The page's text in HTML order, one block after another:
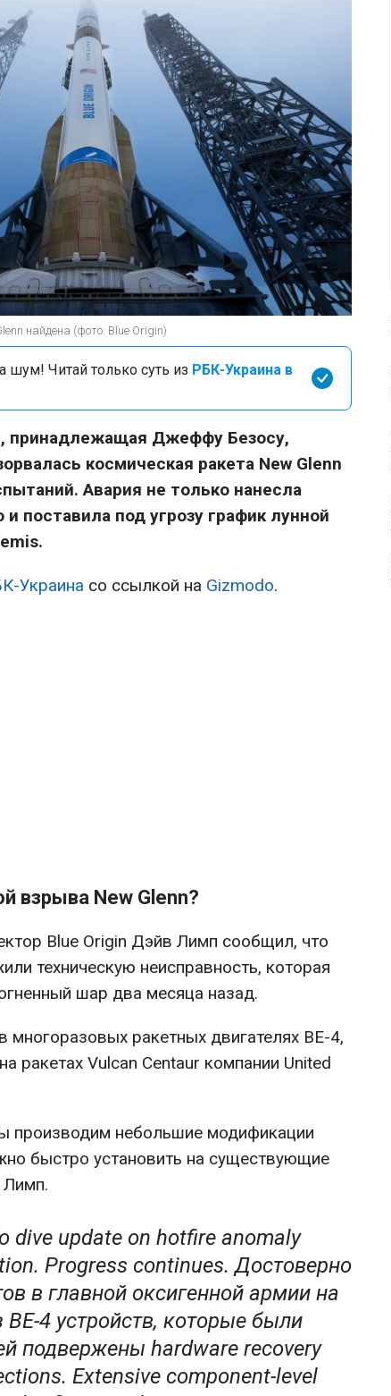
найдена (фото: Blue Origin)
шум! Читай только суть из РБК-Украина в
принадлежащая Джеффу Безосу,
космическая ракета New Glenn
Авария не только нанесла
поставила под угрозу график лунной
Украина со ссылкой на Gizmodo.
взрыва New Glenn?
Blue Origin Дэйв Лимп сообщил, что
техническую неисправность, которая
шар два месяца назад.
ракетных двигателях BE-4,
ракетах Vulcan Centaur компании United
производим небольшие модификации
быстро установить на существующие
Лимп.
dive update on hotfire anomaly
Progress continues. Достоверно
в главной оксигенной армии на
4 устройств, которые были
подвержены hardware recovery
Extensive component-level